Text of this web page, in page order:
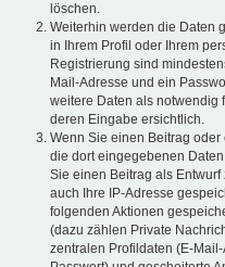
löschen.
Weiterhin werden die Daten
in Ihrem Profil oder Ihrem
Registrierung sind
Mail-Adresse und ein
weitere Daten als notwendig
deren Eingabe ersichtlich.
Wenn Sie einen Beitrag
die dort eingegebenen
Sie einen Beitrag als
auch Ihre IP-Adresse
folgenden Aktionen
(dazu zählen Private
zentralen Profildaten (E-